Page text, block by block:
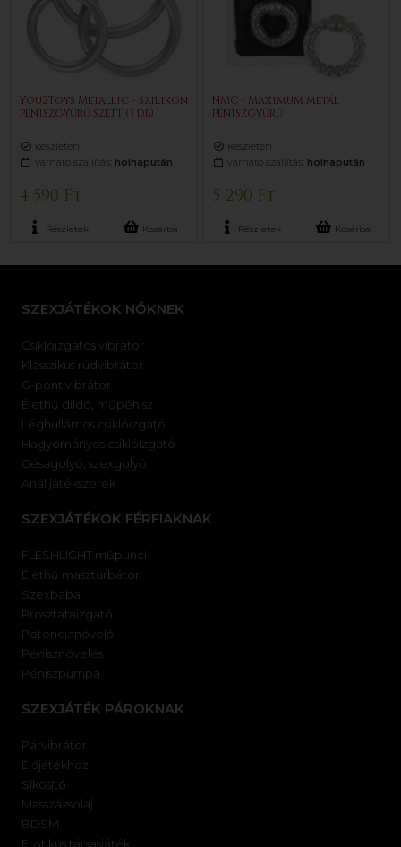
You2Toys Metallic - szilikon
péniszgyűrű szett (3 db)
készleten
várható szállítás: holnapután
4 590 Ft
Részletek Kosárba
NMC - Maximum metál
péniszgyűrű
készleten
várható szállítás: holnapután
5 290 Ft
Részletek Kosárba
SZEXJÁTÉKOK NŐKNEK
Csiklóizgatós vibrátor
Klasszikus rúdvibrátor
G-pont vibrátor
Élethű dildó, műpénisz
Léghullámos csiklóizgató
Hagyományos csiklóizgató
Gésagolyó, szexgolyó
Anál játékszerek
SZEXJÁTÉKOK FÉRFIAKNAK
FLESHLIGHT műpunci
Élethű maszturbátor
Szexbaba
Prosztataizgató
Potencianövelő
Pénisznövelés
Péniszpumpa
SZEXJÁTÉK PÁROKNAK
Párvibrátor
Előjátékhoz
Síkosító
Masszázsolaj
BDSM
Erotikus társasjáték